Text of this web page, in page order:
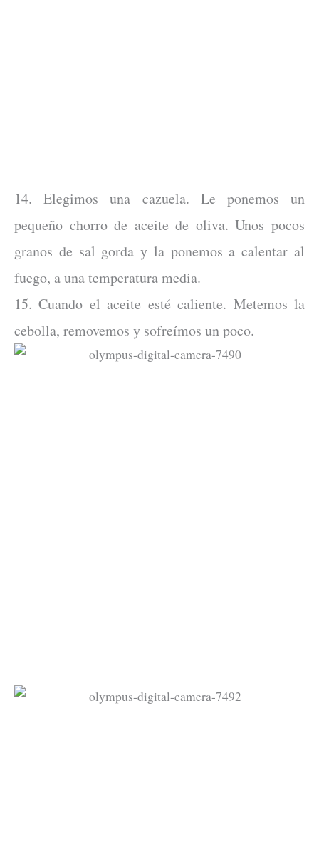
14. Elegimos una cazuela. Le ponemos un
pequeño chorro de aceite de oliva. Unos pocos
granos de sal gorda y la ponemos a calentar al
fuego, a una temperatura media.
15. Cuando el aceite esté caliente. Metemos la
cebolla, removemos y sofreímos un poco.